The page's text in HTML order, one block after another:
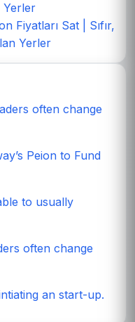
Yerler
Fiyatları Sat | Sıfır,
Yerler
often change
Peion to Fund
to usually
often change
an start-up.